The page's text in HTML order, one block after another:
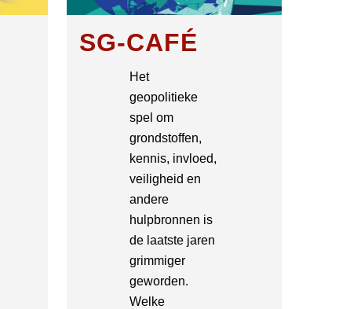
SG-CAFÉ
Het
geopolitieke
spel om
grondstoffen,
kennis, invloed,
veiligheid en
andere
hulpbronnen is
de laatste jaren
grimmiger
geworden.
Welke